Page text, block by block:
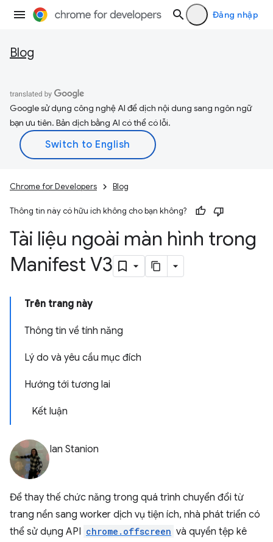
Đăng nhập
Blog
Google sử dụng công nghệ AI để dịch nội dung sang ngôn ngữ
bạn ưu tiên. Bản dịch bằng AI có thể có lỗi.
Chrome for Developers Blog
Thông tin này có hữu ích không cho bạn không?
Tài liệu ngoài màn hình trong
Manifest V3
Trên trang này
Thông tin về tính năng
Lý do và yêu cầu mục đích
Hướng tới tương lai
Kết luận
Ian Stanion
Để thay thế chức năng trong quá trình chuyển đổi từ
trang nền sang worker dịch vụ tiện ích, nhà phát triển có
thể sử dụng API chrome.offscreen và quyền tệp kê